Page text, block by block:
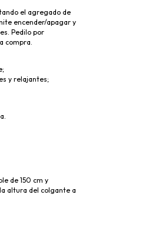
el agregado de
encender/apagar y
Pedilo por
compra.
y relajantes;
de 150 cm y
altura del colgante a